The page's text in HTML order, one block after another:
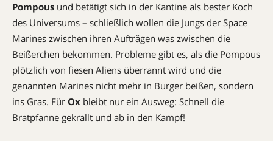
Pompous und betätigt sich in der Kantine als bester Koch
des Universums – schließlich wollen die Jungs der Space
Marines zwischen ihren Aufträgen was zwischen die
Beißerchen bekommen. Probleme gibt es, als die Pompous
plötzlich von fiesen Aliens überrannt wird und die
genannten Marines nicht mehr in Burger beißen, sondern
ins Gras. Für Ox bleibt nur ein Ausweg: Schnell die
Bratpfanne gekrallt und ab in den Kampf!